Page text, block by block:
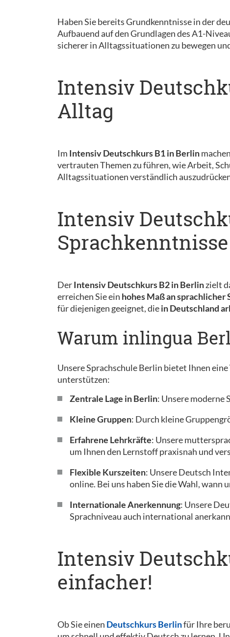
Haben Sie bereits Grundkenntnisse in der
Aufbauend auf den Grundlagen des A1-
sicherer in Alltagssituationen zu bewegen
Intensiv
Alltag
Im Intensiv Deutschkurs B1 in Berlin
vertrauten Themen zu führen, wie Arbeit,
Alltagssituationen verständlich
Intensiv
DerIntensiv Deutschkurs B2 in Berlinzielt
erreichen Sie ein hohes Maß an sprachlicher
für diejenigen geeignet, diein Deutschland
Warum inlingua
Unsere Sprachschule Berlin bietet Ihnen
unterstützen:
Zentrale Lage in Berlin: Unsere moderne
Kleine Gruppen: Durch kleine
Erfahrene Lehrkräfte: Unsere
um Ihnen den Lernstoff praxisnah und
Flexible Kurszeiten: Unsere Deutsch
online. Bei uns haben Sie die Wahl, wann
Internationale Anerkennung: Unsere
Sprachniveau auch international
Intensiv
einfacher!
Ob Sie einen Deutschkurs Berlinfür Ihre